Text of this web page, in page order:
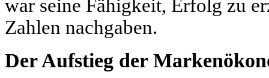
war seine Fähigkeit, Erfolg zu
Zahlen nachgaben.
Der Aufstieg der